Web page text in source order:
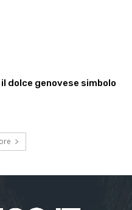
dolce genovese simbolo